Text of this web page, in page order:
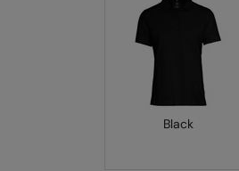
Black